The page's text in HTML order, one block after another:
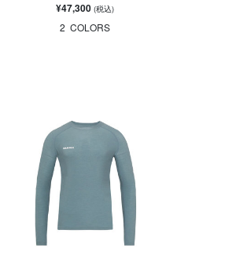
¥47,300 (税込)
2 COLORS